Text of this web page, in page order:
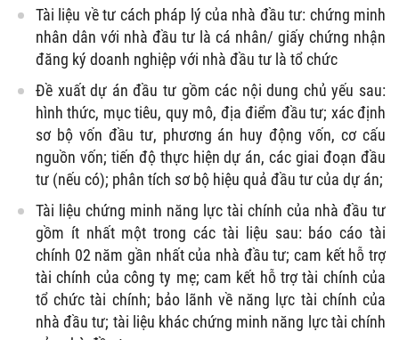
Tài liệu về tư cách pháp lý của nhà đầu tư: chứng minh
nhân dân với nhà đầu tư là cá nhân/ giấy chứng nhận
đăng ký doanh nghiệp với nhà đầu tư là tổ chức
Đề xuất dự án đầu tư gồm các nội dung chủ yếu sau:
hình thức, mục tiêu, quy mô, địa điểm đầu tư; xác định
sơ bộ vốn đầu tư, phương án huy động vốn, cơ cấu
nguồn vốn; tiến độ thực hiện dự án, các giai đoạn đầu
tư (nếu có); phân tích sơ bộ hiệu quả đầu tư của dự án;
Tài liệu chứng minh năng lực tài chính của nhà đầu tư
gồm ít nhất một trong các tài liệu sau: báo cáo tài
chính 02 năm gần nhất của nhà đầu tư; cam kết hỗ trợ
tài chính của công ty mẹ; cam kết hỗ trợ tài chính của
tổ chức tài chính; bảo lãnh về năng lực tài chính của
nhà đầu tư; tài liệu khác chứng minh năng lực tài chính